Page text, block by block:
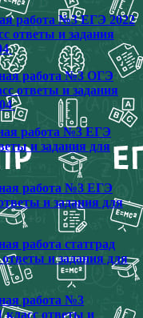
работа №3 ЕГЭ 2022
ответы и задания
работа №3 ОГЭ
ответы и задания
работа №3 ЕГЭ
и задания для
работа №3 ЕГЭ
и задания для
работа статград
и задания для
работа №3
класс ответы и